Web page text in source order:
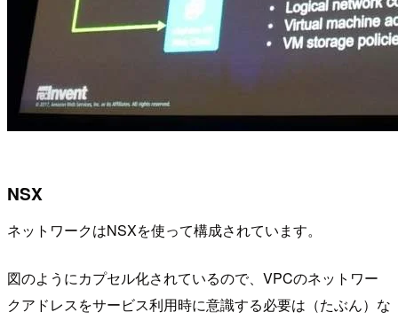
NSX
ネットワークはNSXを使って構成されています。
図のようにカプセル化されているので、VPCのネットワー
クアドレスをサービス利用時に意識する必要は（たぶん）な